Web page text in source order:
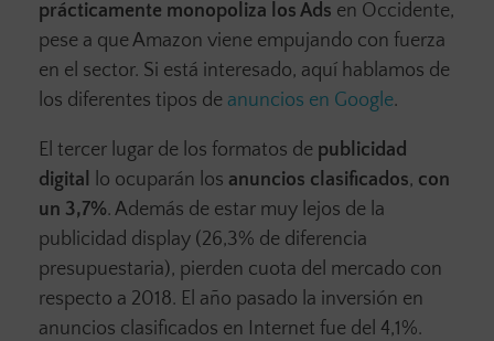
prácticamente monopoliza los Ads en Occidente,
pese a que Amazon viene empujando con fuerza
en el sector. Si está interesado, aquí hablamos de
los diferentes tipos de anuncios en Google.
El tercer lugar de los formatos de publicidad
digital
lo ocuparán los anuncios clasificados, con
un 3,7%. Además de estar muy lejos de la
publicidad display (26,3% de diferencia
presupuestaria), pierden cuota del mercado con
respecto a 2018. El año pasado la inversión en
anuncios clasificados en Internet fue del 4,1%.